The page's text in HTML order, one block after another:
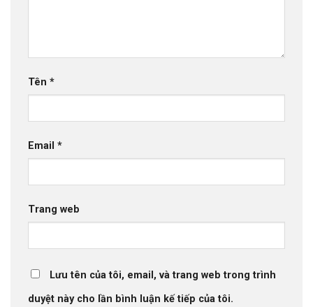
Tên *
Email *
Trang web
Lưu tên của tôi, email, và trang web trong trình
duyệt này cho lần bình luận kế tiếp của tôi.